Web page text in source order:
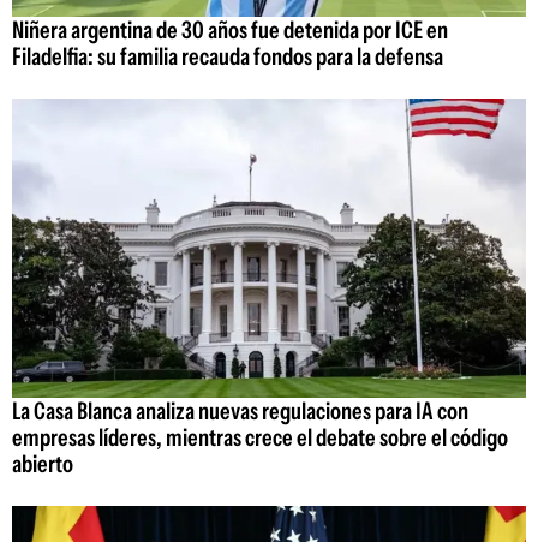
Niñera argentina de 30 años fue detenida por ICE en
Filadelfia: su familia recauda fondos para la defensa
La Casa Blanca analiza nuevas regulaciones para IA con
empresas líderes, mientras crece el debate sobre el código
abierto